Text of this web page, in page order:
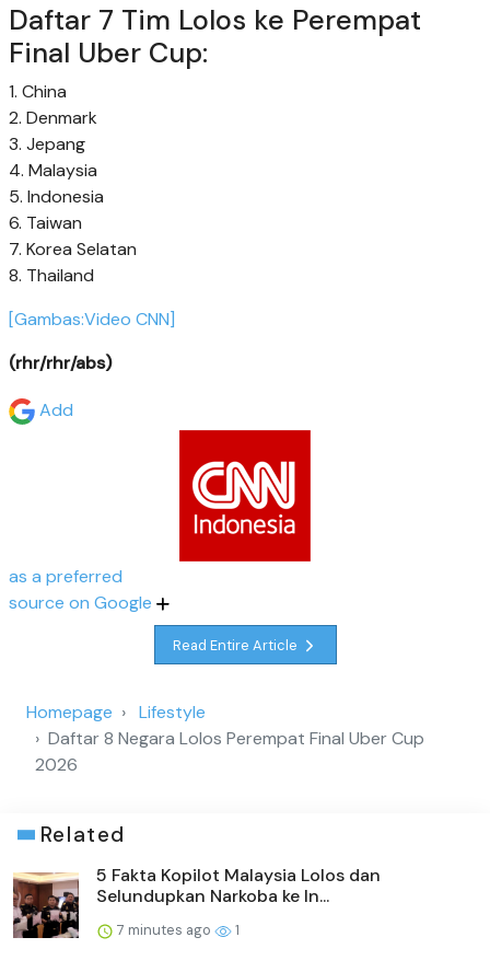
Daftar 7 Tim Lolos ke Perempat
Final Uber Cup:
1. China
2. Denmark
3. Jepang
4. Malaysia
5. Indonesia
6. Taiwan
7. Korea Selatan
8. Thailand
[Gambas:Video CNN]
(rhr/rhr/abs)
Add
as a preferred
source on Google
Read Entire Article
Homepage
Lifestyle
Daftar 8 Negara Lolos Perempat Final Uber Cup
2026
Related
5 Fakta Kopilot Malaysia Lolos dan
Selundupkan Narkoba ke In...
7 minutes ago 1